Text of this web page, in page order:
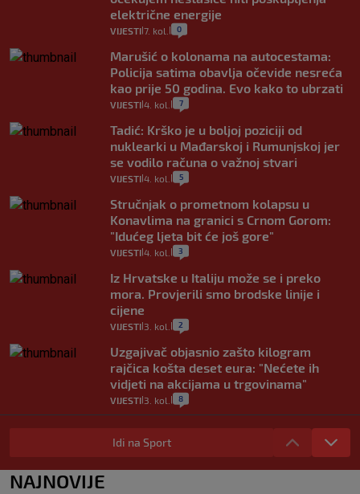
električne energije
VIJESTI 7. kol. 0
Marušić o kolonama na autocestama:
Policija satima obavlja očevide nesreća
kao prije 50 godina. Evo kako to ubrzati
VIJESTI 4. kol. 7
Tadić: Krško je u boljoj poziciji od
nuklearki u Mađarskoj i Rumunjskoj jer
se vodilo računa o važnoj stvari
VIJESTI 4. kol. 5
Stručnjak o prometnom kolapsu u
Konavlima na granici s Crnom Gorom:
"Idućeg ljeta bit će još gore"
VIJESTI 4. kol. 3
Iz Hrvatske u Italiju može se i preko
mora. Provjerili smo brodske linije i
cijene
VIJESTI 3. kol. 2
Uzgajivač objasnio zašto kilogram
rajčica košta deset eura: "Nećete ih
vidjeti na akcijama u trgovinama"
VIJESTI 3. kol. 8
Selidba je jedno od stresnijih iskustava.
Evo aktualnih cijena i nekoliko savjeta
0
Idi na Sport
NAJNOVIJE